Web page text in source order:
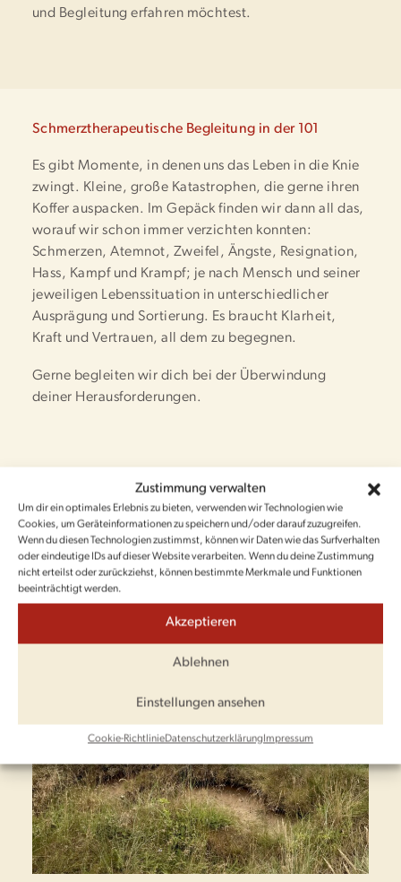
Zustimmung verwalten
Um dir ein optimales Erlebnis zu bieten, verwenden wir Technologien wie
Cookies, um Geräteinformationen zu speichern und/oder darauf zuzugreifen.
Wenn du diesen Technologien zustimmst, können wir Daten wie das Surfverhalten
oder eindeutige IDs auf dieser Website verarbeiten. Wenn du deine Zustimmung
nicht erteilst oder zurückziehst, können bestimmte Merkmale und Funktionen
beeinträchtigt werden.
Akzeptieren
Ablehnen
Einstellungen ansehen
Cookie-RichtlinieDatenschutzerklärungImpressum
und Begleitung erfahren möchtest.
Schmerztherapeutische Begleitung in der 101
Es gibt Momente, in denen uns das Leben in die Knie
zwingt. Kleine, große Katastrophen, die gerne ihren
Koffer auspacken. Im Gepäck finden wir dann all das,
worauf wir schon immer verzichten konnten:
Schmerzen, Atemnot, Zweifel, Ängste, Resignation,
Hass, Kampf und Krampf; je nach Mensch und seiner
jeweiligen Lebenssituation in unterschiedlicher
Ausprägung und Sortierung. Es braucht Klarheit,
Kraft und Vertrauen, all dem zu begegnen.
Gerne begleiten wir dich bei der Überwindung
deiner Herausforderungen.